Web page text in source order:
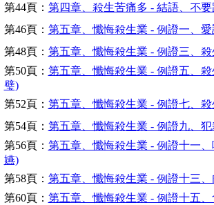
第44頁： 第四章、殺生苦痛多 - 結語、不
第46頁： 第五章、懺悔殺生業 - 例證一、
第48頁： 第五章、懺悔殺生業 - 例證三、
第50頁： 第五章、懺悔殺生業 - 例證五、
璧)
第52頁： 第五章、懺悔殺生業 - 例證七、
第54頁： 第五章、懺悔殺生業 - 例證九、
第56頁： 第五章、懺悔殺生業 - 例證十一
嬿)
第58頁： 第五章、懺悔殺生業 - 例證十三
第60頁： 第五章、懺悔殺生業 - 例證十五